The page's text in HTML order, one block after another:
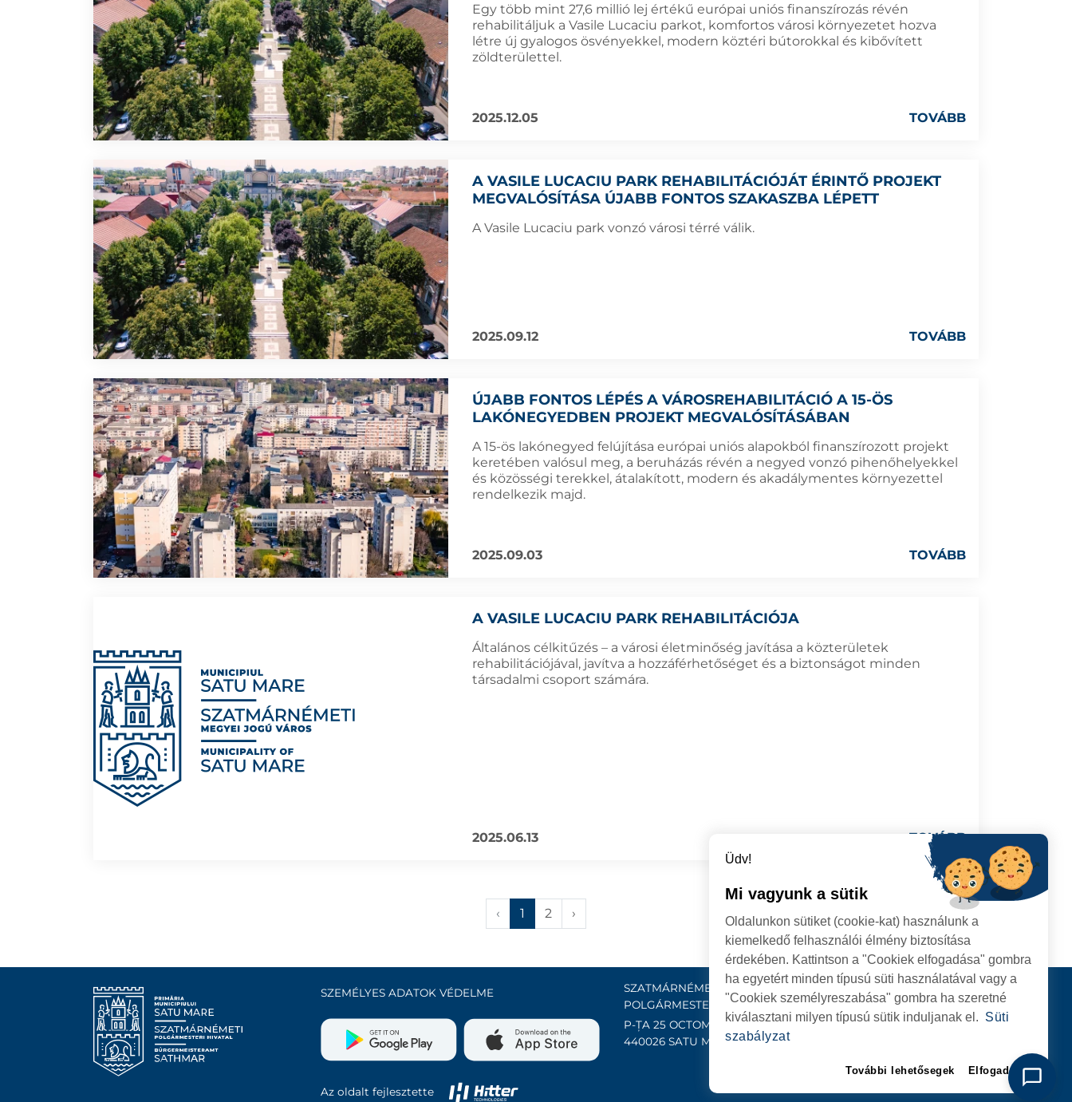
Egy több mint 27,6 millió lej értékű európai uniós finanszírozás révén
rehabilitáljuk a Vasile Lucaciu parkot, komfortos városi környezetet hozva
létre új gyalogos ösvényekkel, modern köztéri bútorokkal és kibővített
zöldterülettel.
2025.12.05 TOVÁBB
A VASILE LUCACIU PARK REHABILITÁCIÓJÁT ÉRINTŐ PROJEKT
MEGVALÓSÍTÁSA ÚJABB FONTOS SZAKASZBA LÉPETT
A Vasile Lucaciu park vonzó városi térré válik.
2025.09.12 TOVÁBB
ÚJABB FONTOS LÉPÉS A VÁROSREHABILITÁCIÓ A 15-ÖS
LAKÓNEGYEDBEN PROJEKT MEGVALÓSÍTÁSÁBAN
A 15-ös lakónegyed felújítása európai uniós alapokból finanszírozott projekt
keretében valósul meg, a beruházás révén a negyed vonzó pihenőhelyekkel
és közösségi terekkel, átalakított, modern és akadálymentes környezettel
rendelkezik majd.
2025.09.03 TOVÁBB
A VASILE LUCACIU PARK REHABILITÁCIÓJA
Általános célkitűzés – a városi életminőség javítása a közterületek
rehabilitációjával, javítva a hozzáférhetőséget és a biztonságot minden
társadalmi csoport számára.
2025.06.13 TOVÁBB
‹ 1 2 ›
SZEMÉLYES ADATOK VÉDELME
Az oldalt fejlesztette
SZATMÁRNÉMETI
POLGÁRMESTERI HIVATAL
P-ȚA 25 OCTOMBRIE, NR. 1 CORP M,
440026 SATU MARE
Kapcsolat
KÖVESSENEK
Üdv!
Mi vagyunk a sütik
Oldalunkon sütiket (cookie-kat) használunk a
kiemelkedő felhasználói élmény biztosítása
érdekében. Kattintson a "Cookiek elfogadása" gombra
ha egyetért minden típusú süti használatával vagy a
"Cookiek személyreszabása" gombra ha szeretné
kiválasztani milyen típusú sütik induljanak el. Süti
szabályzat
További lehetősegek Elfogadom